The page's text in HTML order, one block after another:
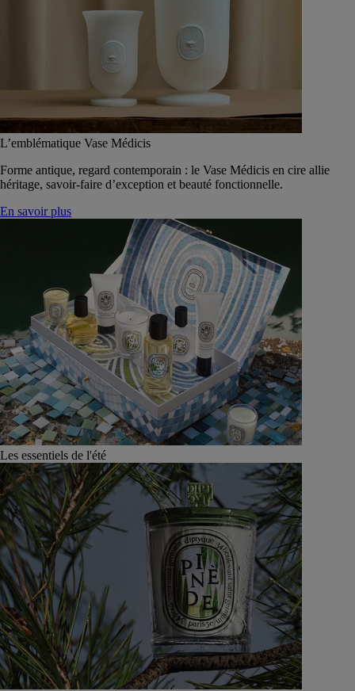
L’emblématique Vase Médicis
Forme antique, regard contemporain : le Vase Médicis en cire allie
héritage, savoir-faire d’exception et beauté fonctionnelle.
En savoir plus
Les essentiels de l'été